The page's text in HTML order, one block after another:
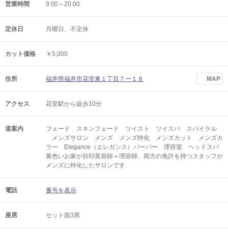
営業時間 9:00～20:00
定休日 月曜日、不定休
カット価格 ￥5,000
住所 福井県福井市花堂東１丁目７ー１８ MAP
アクセス 花堂駅から徒歩10分
道案内
フェード スキンフェード ツイスト ツイスパ スパイラル
メンズサロン メンズ メンズ特化 メンズカット メンズカ
ラー Elegance（エレガンス）バーバー 理容室 ヘッドスパ
黄色いお家が目印美容師＋理容師、両方の免許を持つスタッフが
メンズに特化したサロンです
電話 番号を表示
座席 セット面3席